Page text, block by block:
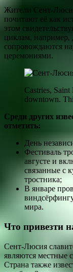
Жители Сент-
почитают её как
этом
циклам, например,
сопровождаются
церемониями.
Castries,
downtown.
Среди других
отметить:
День
Фестиваль
августе и
связанные с
тростника;
В январе
мира.
Что привезти
Сент-Люсия
являются местные
Страна также